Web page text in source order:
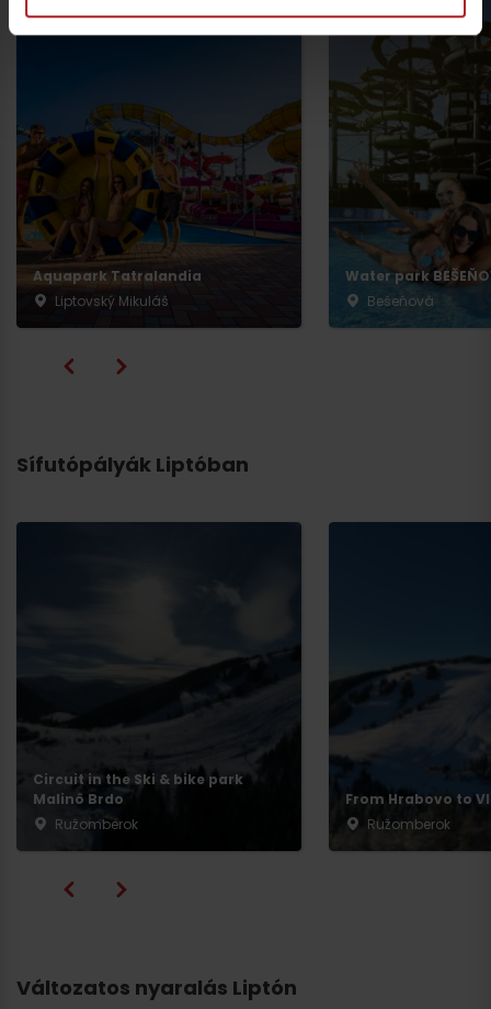
Aquapark Tatralandia
Liptovský Mikuláš
Water park
Bešeňová
Sífutópályák Liptóban
Circuit in the Ski & bike park
Malinô Brdo
Ružomberok
From Hrabovo to
Ružomberok
Változatos nyaralás Liptón